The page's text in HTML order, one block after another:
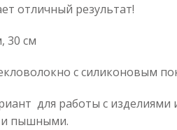
отличный результат!
30 см
с силиконовым
для работы с изделиями
пышными.